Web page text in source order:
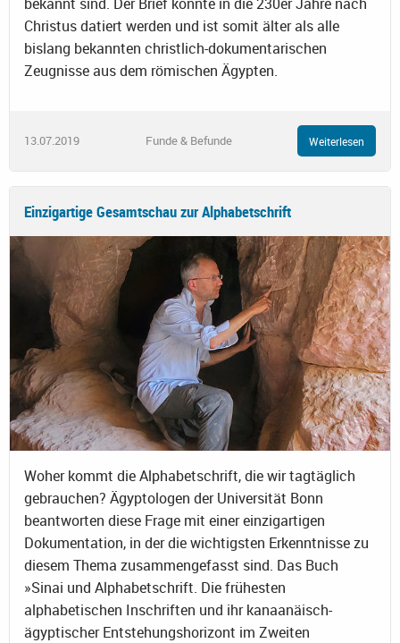
Christus datiert werden und ist somit älter als alle
bislang bekannten christlich-dokumentarischen
Zeugnisse aus dem römischen Ägypten.
13.07.2019 Funde & Befunde Weiterlesen
Einzigartige Gesamtschau zur Alphabetschrift
Woher kommt die Alphabetschrift, die wir tagtäglich
gebrauchen? Ägyptologen der Universität Bonn
beantworten diese Frage mit einer einzigartigen
Dokumentation, in der die wichtigsten Erkenntnisse zu
diesem Thema zusammengefasst sind. Das Buch
»Sinai und Alphabetschrift. Die frühesten
alphabetischen Inschriften und ihr kanaanäisch-
ägyptischer Entstehungshorizont im Zweiten